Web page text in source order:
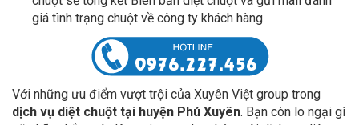
giá tình trạng chuột về công ty khách hàng
Với những ưu điểm vượt trội của Xuyên Việt group trong
dịch vụ diệt chuột tại huyện Phú Xuyên . Bạn còn lo ngại gì
nữa hãy nhắc máy lên gọi ngay cho chúng tôi dịch vụ diệt